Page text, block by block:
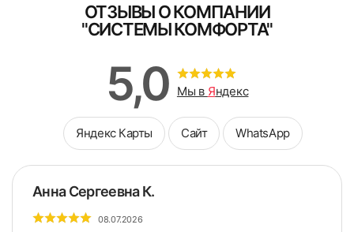
ОТЗЫВЫ О КОМПАНИИ
"СИСТЕМЫ КОМФОРТА"
5,0 Мы в Яндекс
Яндекс Карты Сайт WhatsApp
Анна Сергеевна К.
08.07.2026